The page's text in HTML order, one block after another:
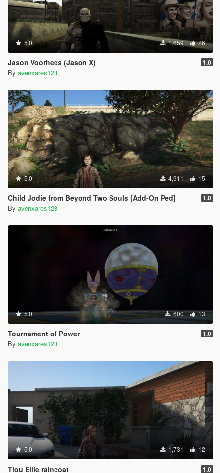
5.0 1,659 26
Jason Voorhees (Jason X) 1.0
By avenxares123
5.0 4,911 15
Child Jodie from Beyond Two Souls [Add-On Ped] 1.0
By avenxares123
5.0 600 13
Tournament of Power 1.0
By avenxares123
5.0 1,731 12
Tlou Ellie raincoat 1.0